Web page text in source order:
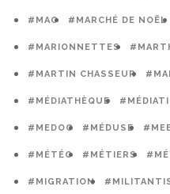
#MAO #MARCHÉ DE NOËL
#MARIONNETTES
#MARTIN CHASSEUR
#MÉDIATHÈQUE
#MEDOC #MÉDUSE
#MÉTÉO #MÉTIERS
#MIGRATION